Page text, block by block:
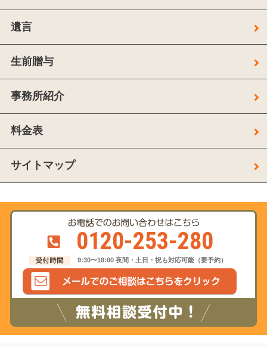
遺言
生前贈与
事務所紹介
料金表
サイトマップ
0120-253-280
9:30〜18:00 夜間・土日・祝も対応可能（要予約）